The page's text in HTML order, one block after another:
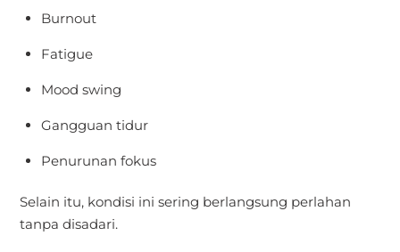
Burnout
Fatigue
Mood swing
Gangguan tidur
Penurunan fokus
Selain itu, kondisi ini sering berlangsung perlahan
tanpa disadari.